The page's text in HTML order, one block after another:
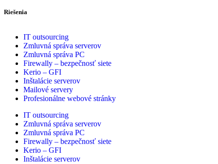
Riešenia
IT outsourcing
Zmluvná správa serverov
Zmluvná správa PC
Firewally – bezpečnosť siete
Kerio – GFI
Inštalácie serverov
Mailové servery
Profesionálne webové stránky
IT outsourcing
Zmluvná správa serverov
Zmluvná správa PC
Firewally – bezpečnosť siete
Kerio – GFI
Inštalácie serverov